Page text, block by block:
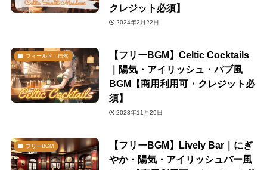
クレジット必須】
2024年2月22日
フィールド・自然
【フリーBGM】Celtic Cocktails
｜陽気・アイリッシュ・パブ風
BGM【商用利用可・クレジット必
須】
2023年11月29日
フリーBGM
【フリーBGM】Lively Bar｜にぎ
やか・陽気・アイリッシュバー風